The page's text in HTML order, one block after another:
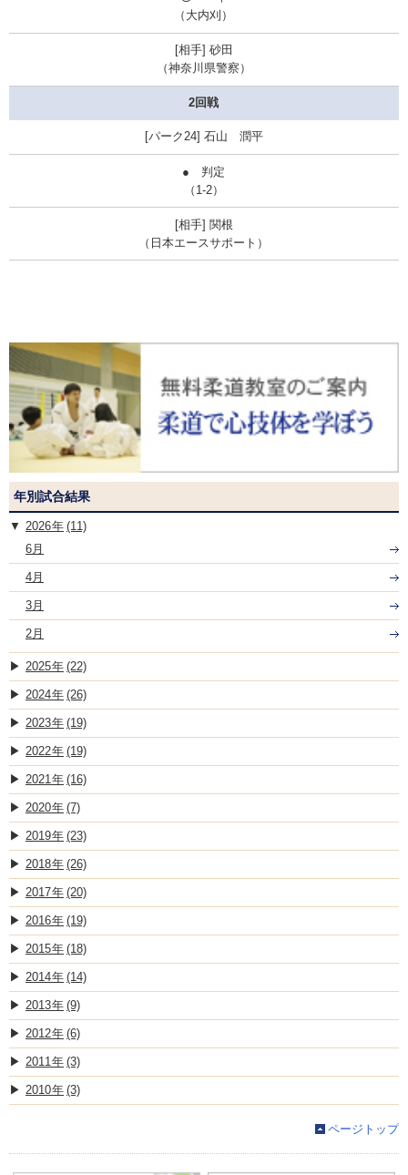
（大内刈）
砂田
（神奈川県警察）
2回戦
石山 潤平
● 判定
（1-2）
関根
（日本エースサポート）
年別試合結果
2026
(11)
6月
4月
3月
2月
2025 (22)
2024 (26)
2023 (19)
2022 (19)
2021 (16)
2020 (7)
2019 (23)
2018 (26)
2017 (20)
2016 (19)
2015 (18)
2014 (14)
2013 (9)
2012 (6)
2011 (3)
2010 (3)
ページトップ